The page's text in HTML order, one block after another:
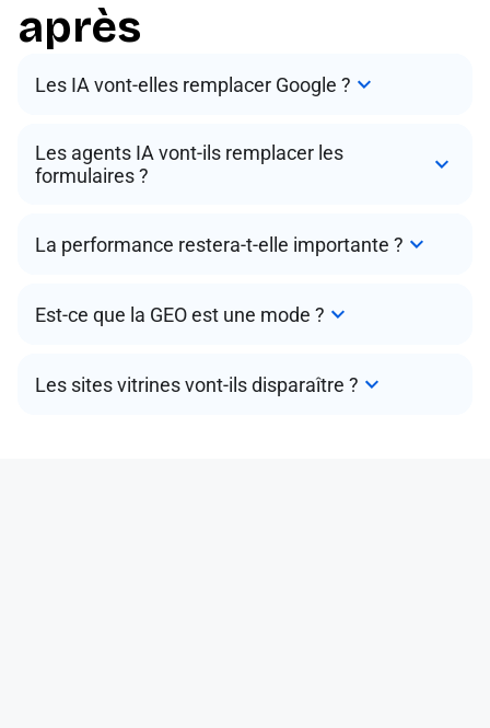
après
Les IA vont-elles remplacer Google ?
Les agents IA vont-ils remplacer les
formulaires ?
La performance restera-t-elle importante ?
Est-ce que la GEO est une mode ?
Les sites vitrines vont-ils disparaître ?